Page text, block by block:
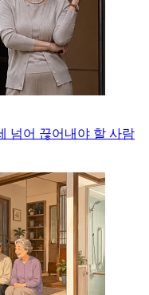
넘어 끊어내야 할 사람